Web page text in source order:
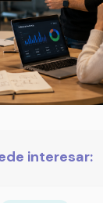
interesar: